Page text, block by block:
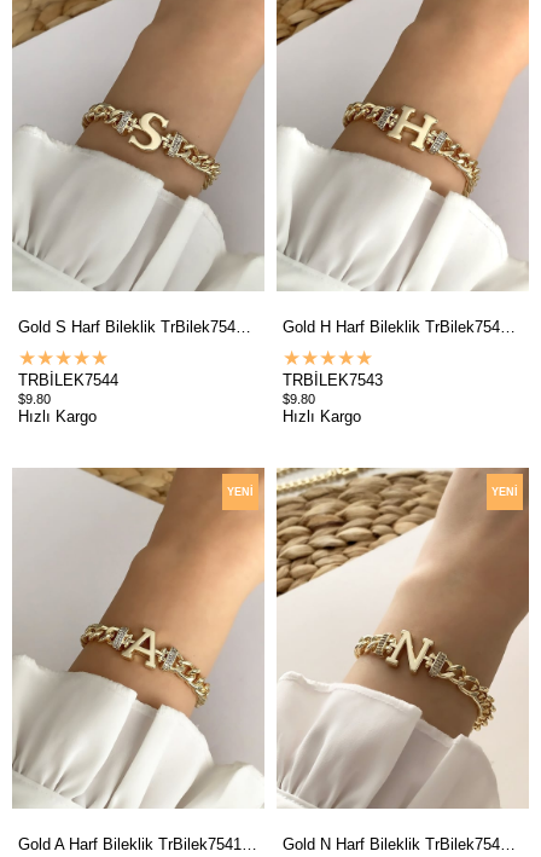
Gold S Harf Bileklik TrBilek7544 B34003
★★★★★
TRBİLEK7544
$9.80
Hızlı Kargo
Gold H Harf Bileklik TrBilek7543 B34003
★★★★★
TRBİLEK7543
$9.80
Hızlı Kargo
Gold A Harf Bileklik TrBilek7541 B34003
YENI
Gold N Harf Bileklik TrBilek7540 B34003
YENI